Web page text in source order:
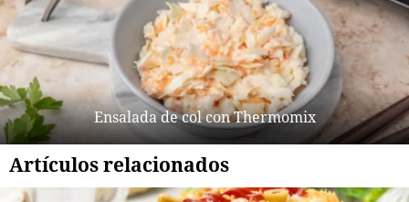
Ensalada de col con Thermomix
Artículos relacionados